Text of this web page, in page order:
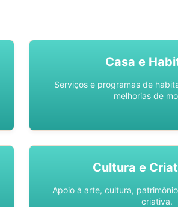
Casa e
Serviços e programas de
melhorias de
Cultura e
Apoio à arte, cultura,
criativa.